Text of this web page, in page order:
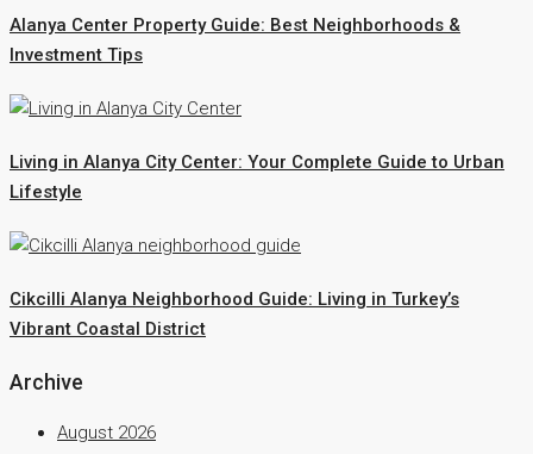
Alanya Center Property Guide: Best Neighborhoods &
Investment Tips
Living in Alanya City Center: Your Complete Guide to Urban
Lifestyle
Cikcilli Alanya Neighborhood Guide: Living in Turkey’s
Vibrant Coastal District
Archive
August 2026